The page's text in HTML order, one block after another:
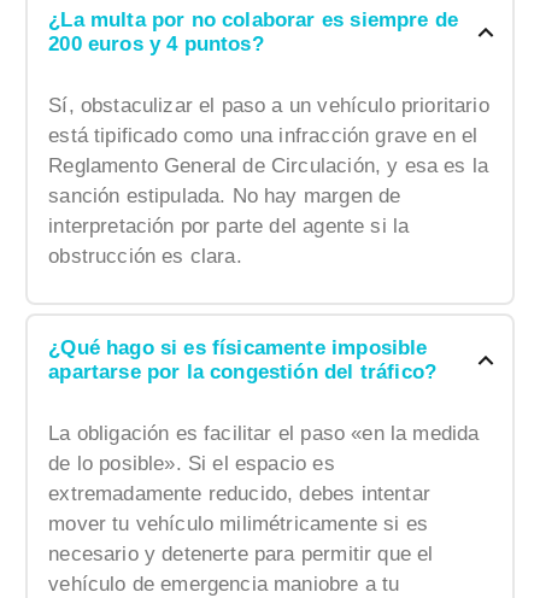
¿La multa por no colaborar es siempre de
200 euros y 4 puntos?
Sí, obstaculizar el paso a un vehículo prioritario
está tipificado como una infracción grave en el
Reglamento General de Circulación, y esa es la
sanción estipulada. No hay margen de
interpretación por parte del agente si la
obstrucción es clara.
¿Qué hago si es físicamente imposible
apartarse por la congestión del tráfico?
La obligación es facilitar el paso «en la medida
de lo posible». Si el espacio es
extremadamente reducido, debes intentar
mover tu vehículo milimétricamente si es
necesario y detenerte para permitir que el
vehículo de emergencia maniobre a tu